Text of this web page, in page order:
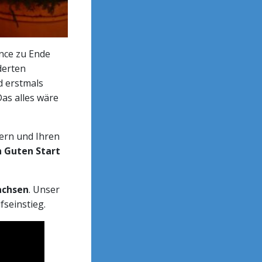
zu Ende
erstmals
alles wäre
und Ihren
Guten Start
. Unser